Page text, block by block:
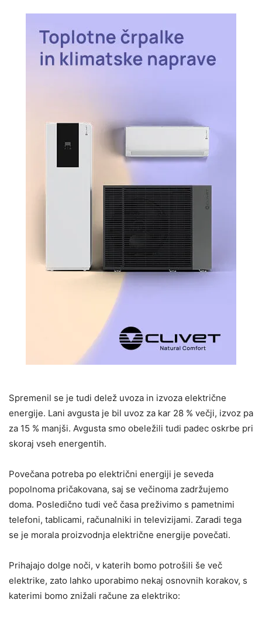
Spremenil se je tudi delež uvoza in izvoza električne
energije. Lani avgusta je bil uvoz za kar 28 % večji, izvoz pa
za 15 % manjši. Avgusta smo obeležili tudi padec oskrbe pri
skoraj vseh energentih.
Povečana potreba po električni energiji je seveda
popolnoma pričakovana, saj se večinoma zadržujemo
doma. Posledično tudi več časa preživimo s pametnimi
telefoni, tablicami, računalniki in televizijami. Zaradi tega
se je morala proizvodnja električne energije povečati.
Prihajajo dolge noči, v katerih bomo potrošili še več
elektrike, zato lahko uporabimo nekaj osnovnih korakov, s
katerimi bomo znižali račune za elektriko: